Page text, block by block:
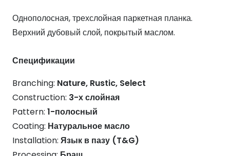
Однополосная, трехслойная паркетная планка.
Верхний дубовый слой, покрытый маслом.
Спецификации
Branching: Nature, Rustic, Select
Construction: 3-х слойная
Pattern: 1-полосный
Coating: Натуральное масло
Installation: Язык в пазу (T&G)